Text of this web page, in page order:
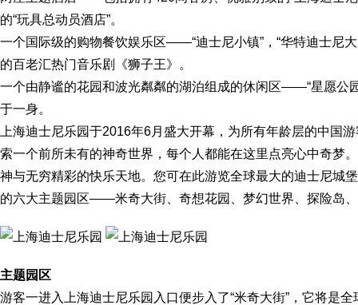
的“玩具总动员酒店”。
一个国际级的购物餐饮娱乐区——“迪士尼小镇”，“华特迪士尼
的百老汇热门音乐剧《狮子王》。
一个由静谧的花园和波光粼粼的湖泊组成的休闲区——“星愿公
于一身。
上海迪士尼乐园于2016年6月盛大开幕，为所有年龄层的中国
索一个前所未有的神奇世界，每个人都能在这里点亮心中奇梦
神与无穷精彩的快乐天地。您可在此游览全球最大的迪士尼
的六大主题园区——米奇大街、奇想花园、梦幻世界、探险岛
主题园区
游客一进入上海迪士尼乐园入口便步入了“米奇大街”，它将是